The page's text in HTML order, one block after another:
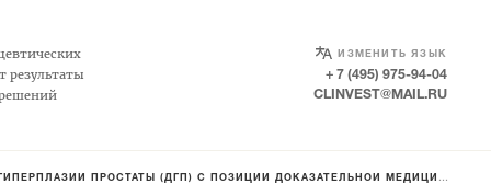
результаты
ИЗМЕНИТЬ ЯЗЫК
SELECT LANGUAGE
+ 7 (495) 975-94-04
CLINVEST@MAIL.RU
ПРОСТАТЫ (ДГП) С ПОЗИЦИИ ДОКАЗАТЕЛЬНОЙ МЕДИЦИНЫ И ФАРМАКОЭКОНОМИКИ